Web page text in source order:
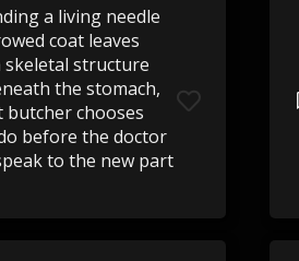
a living needle
coat leaves
skeletal structure
the stomach,
butcher chooses
before the doctor
to the new part